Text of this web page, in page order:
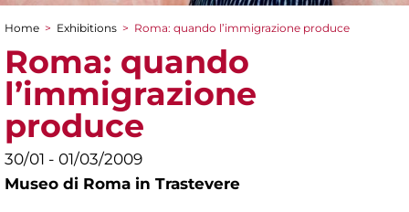
You are here
Home > Exhibitions > Roma: quando l’immigrazione produce
Roma: quando
l’immigrazione
produce
30/01 - 01/03/2009
Museo di Roma in Trastevere